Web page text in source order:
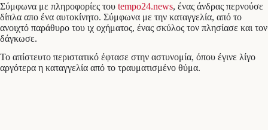
Σύμφωνα με πληροφορίες του tempo24.news, ένας άνδρας περνούσε
δίπλα απο ένα αυτοκίνητο. Σύμφωνα με την καταγγελία, από το
ανοιχτό παράθυρο του ιχ οχήματος, ένας σκύλος τον πλησίασε και τον
δάγκωσε.
Το απίστευτο περιστατικό έφτασε στην αστυνομία, όπου έγινε λίγο
αργότερα η καταγγελία από το τραυματισμένο θύμα.